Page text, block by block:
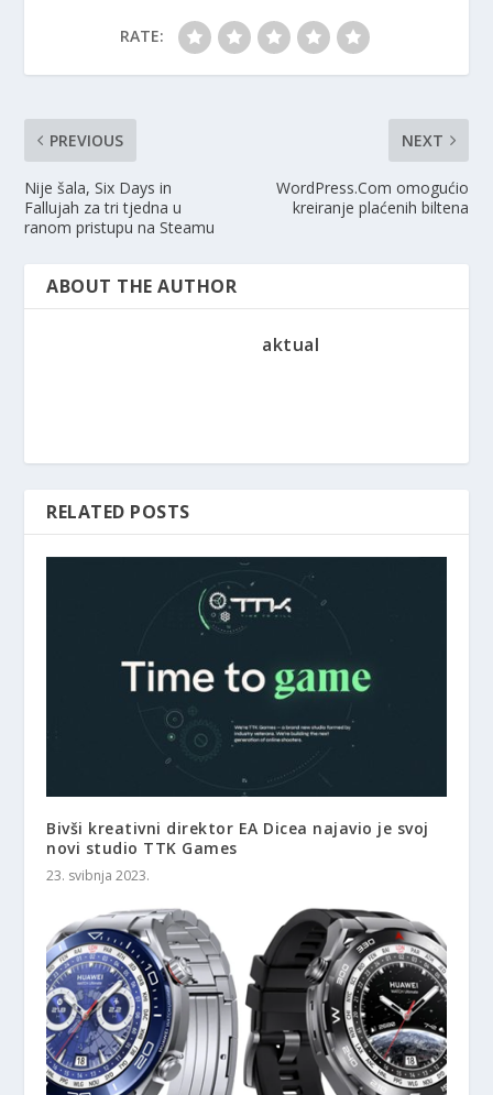
RATE:
PREVIOUS
Nije šala, Six Days in
Fallujah za tri tjedna u
ranom pristupu na Steamu
NEXT
WordPress.Com omogućio
kreiranje plaćenih biltena
ABOUT THE AUTHOR
aktual
RELATED POSTS
Bivši kreativni direktor EA Dicea najavio je svoj
novi studio TTK Games
23. svibnja 2023.